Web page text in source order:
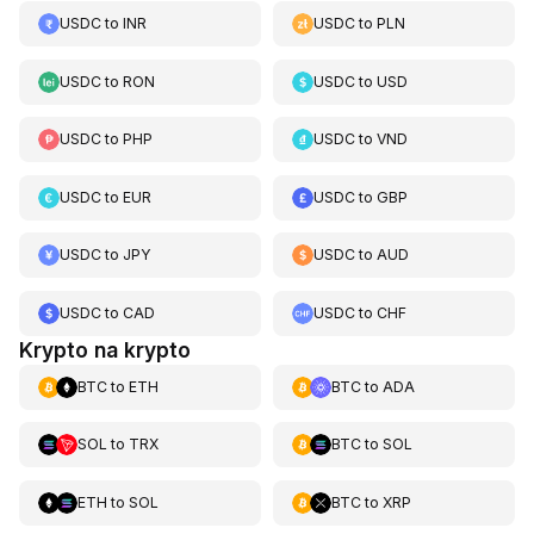
USDCto INR USDCtoPLN
USDCto RON USDCtoUSD
USDCto PHP USDCtoVND
USDCto EUR USDCtoGBP
USDCto JPY USDCtoAUD
USDCto CAD USDCtoCHF
Krypto na krypto
BTCto ETH BTCto ADA
SOL to TRX BTCto SOL
ETH to SOL BTCto XRP